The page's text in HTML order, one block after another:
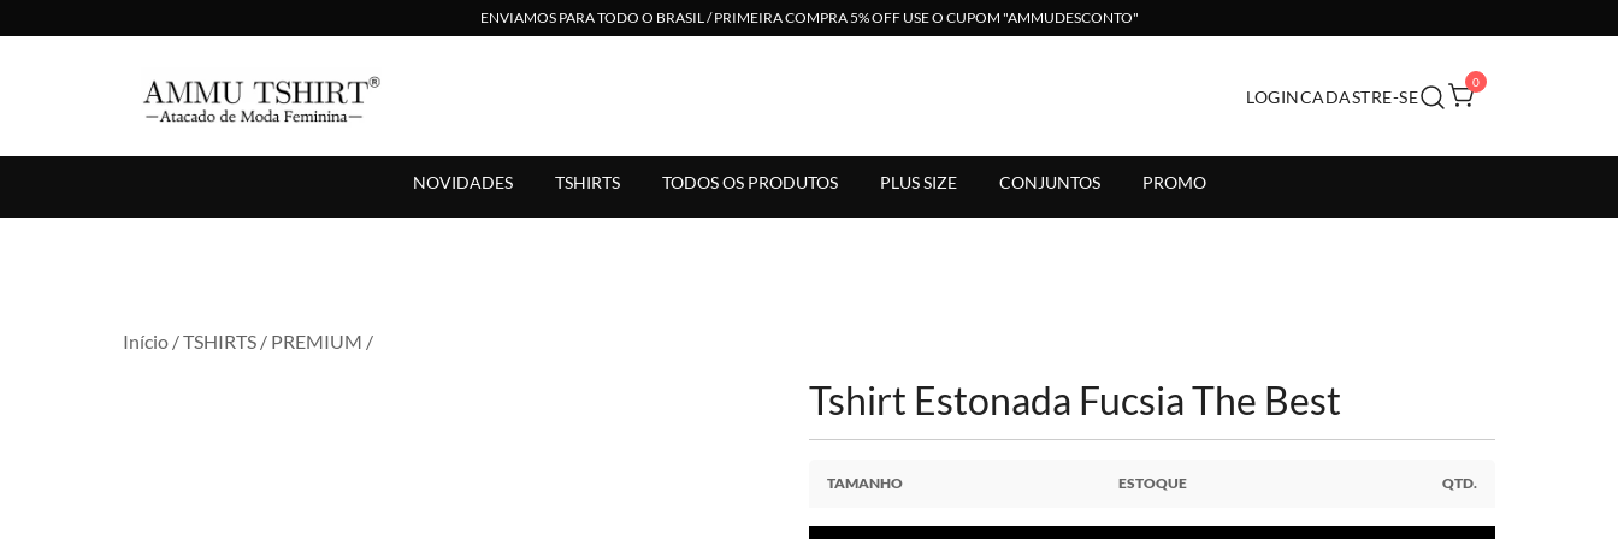
ENVIAMOS PARA TODO O BRASIL / PRIMEIRA COMPRA 5% OFF USE O CUPOM "AMMUDESCONTO"
AMMU TSHIRT
Compre no Atacado com Preço Direto de Fábrica em Moda Feminina. Suporte Via Whats. Enviamos para Todo Brasil.
LOGINCADASTRE-SE
0
NOVIDADES TSHIRTS TODOS OS PRODUTOS PLUS SIZE CONJUNTOS PROMO
Início /TSHIRTS / PREMIUM /
Tshirt Estonada Fucsia The Best
TAMANHO ESTOQUE QTD.